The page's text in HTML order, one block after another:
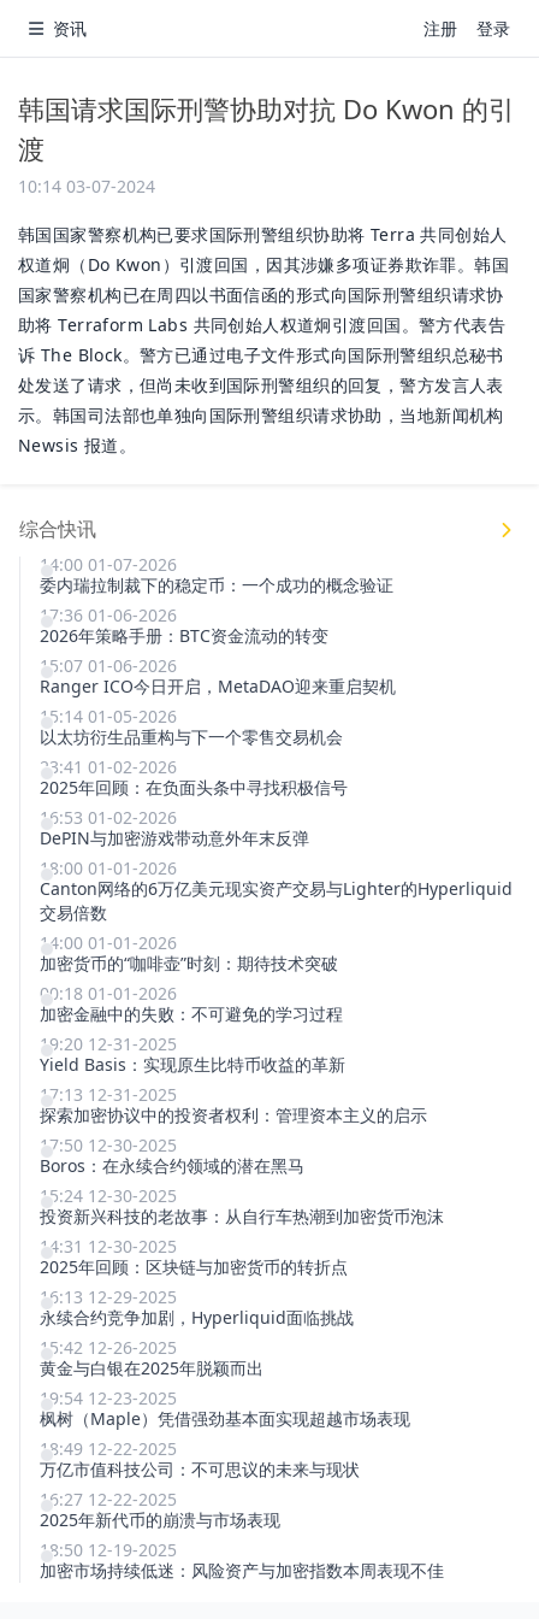
资讯 注册 登录
韩国请求国际刑警协助对抗 Do Kwon 的引
渡
10:14 03-07-2024
韩国国家警察机构已要求国际刑警组织协助将 Terra 共同创始人
权道炯（Do Kwon）引渡回国，因其涉嫌多项证券欺诈罪。韩国
国家警察机构已在周四以书面信函的形式向国际刑警组织请求协
助将 Terraform Labs 共同创始人权道炯引渡回国。警方代表告
诉 The Block。警方已通过电子文件形式向国际刑警组织总秘书
处发送了请求，但尚未收到国际刑警组织的回复，警方发言人表
示。韩国司法部也单独向国际刑警组织请求协助，当地新闻机构
Newsis 报道。
综合快讯
14:00 01-07-2026
委内瑞拉制裁下的稳定币：一个成功的概念验证
17:36 01-06-2026
2026年策略手册：BTC资金流动的转变
15:07 01-06-2026
Ranger ICO今日开启，MetaDAO迎来重启契机
15:14 01-05-2026
以太坊衍生品重构与下一个零售交易机会
23:41 01-02-2026
2025年回顾：在负面头条中寻找积极信号
16:53 01-02-2026
DePIN与加密游戏带动意外年末反弹
18:00 01-01-2026
Canton网络的6万亿美元现实资产交易与Lighter的Hyperliquid
交易倍数
14:00 01-01-2026
加密货币的“咖啡壶”时刻：期待技术突破
00:18 01-01-2026
加密金融中的失败：不可避免的学习过程
19:20 12-31-2025
Yield Basis：实现原生比特币收益的革新
17:13 12-31-2025
探索加密协议中的投资者权利：管理资本主义的启示
17:50 12-30-2025
Boros：在永续合约领域的潜在黑马
15:24 12-30-2025
投资新兴科技的老故事：从自行车热潮到加密货币泡沫
14:31 12-30-2025
2025年回顾：区块链与加密货币的转折点
16:13 12-29-2025
永续合约竞争加剧，Hyperliquid面临挑战
15:42 12-26-2025
黄金与白银在2025年脱颖而出
19:54 12-23-2025
枫树（Maple）凭借强劲基本面实现超越市场表现
18:49 12-22-2025
万亿市值科技公司：不可思议的未来与现状
16:27 12-22-2025
2025年新代币的崩溃与市场表现
18:50 12-19-2025
加密市场持续低迷：风险资产与加密指数本周表现不佳